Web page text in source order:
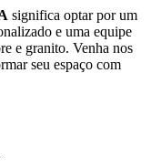
significa optar por um
e uma equipe
e granito. Venha nos
seu espaço com